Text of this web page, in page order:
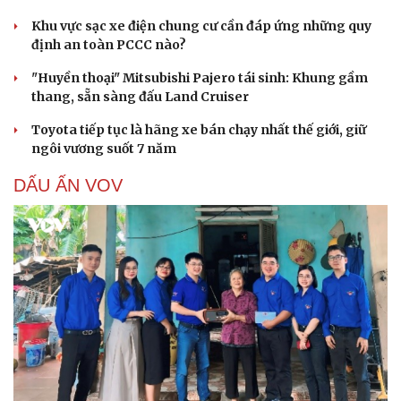
Khu vực sạc xe điện chung cư cần đáp ứng những quy
định an toàn PCCC nào?
"Huyền thoại" Mitsubishi Pajero tái sinh: Khung gầm
thang, sẵn sàng đấu Land Cruiser
Toyota tiếp tục là hãng xe bán chạy nhất thế giới, giữ
ngôi vương suốt 7 năm
DẤU ẤN VOV